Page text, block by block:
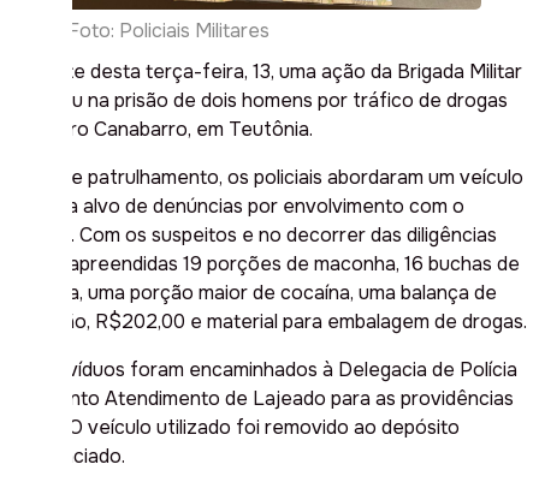
| Foto: Policiais Militares
Na noite desta terça-feira, 13, uma ação da Brigada Militar
resultou na prisão de dois homens por tráfico de drogas
no bairro Canabarro, em Teutônia.
Durante patrulhamento, os policiais abordaram um veículo
que era alvo de denúncias por envolvimento com o
tráfico. Com os suspeitos e no decorrer das diligências
foram apreendidas 19 porções de maconha, 16 buchas de
cocaína, uma porção maior de cocaína, uma balança de
precisão, R$202,00 e material para embalagem de drogas.
Os indivíduos foram encaminhados à Delegacia de Polícia
de Pronto Atendimento de Lajeado para as providências
legais. O veículo utilizado foi removido ao depósito
credenciado.